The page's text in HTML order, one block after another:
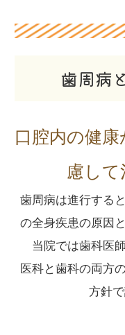
歯周病
口腔内の健
慮し
歯周病は進行する
の全身疾患の原因
当院では歯科医
医科と歯科の両方
方針